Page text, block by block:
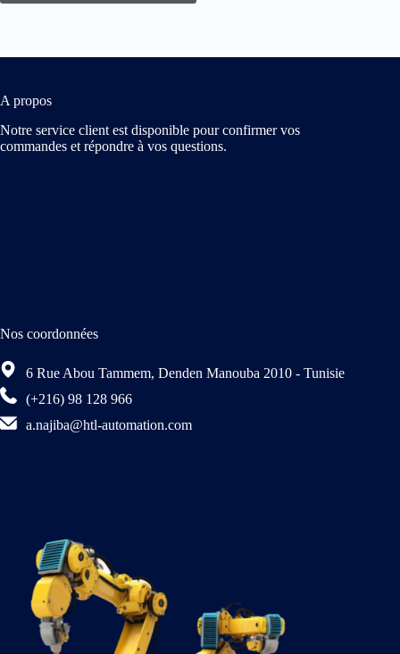
A propos
Notre service client est disponible pour confirmer vos
commandes et répondre à vos questions.
Nos coordonnées
6 Rue Abou Tammem, Denden Manouba 2010 - Tunisie
(+216) 98 128 966
a.najiba@htl-automation.com